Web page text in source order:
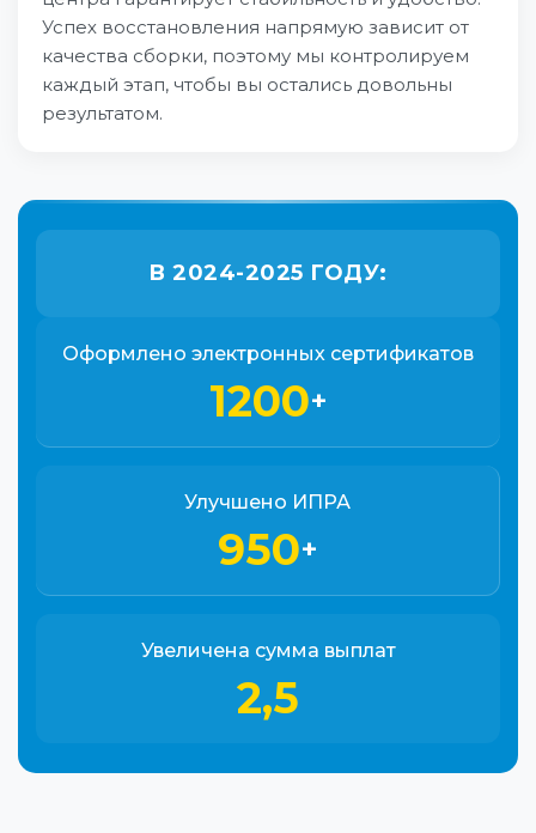
Успех восстановления напрямую зависит от
качества сборки, поэтому мы контролируем
каждый этап, чтобы вы остались довольны
результатом.
В 2024-2025 ГОДУ:
Оформлено электронных сертификатов
1200+
Улучшено ИПРА
950+
Увеличена сумма выплат
2,5